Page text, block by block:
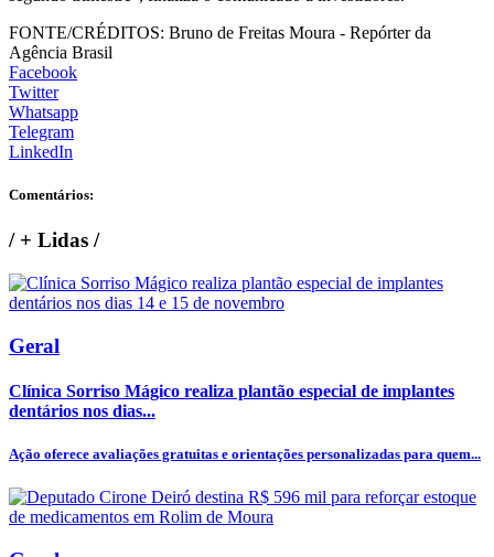
FONTE/CRÉDITOS: Bruno de Freitas Moura - Repórter da
Agência Brasil
Facebook
Twitter
Whatsapp
Telegram
LinkedIn
Comentários:
/+ Lidas /
Geral
Clínica Sorriso Mágico realiza plantão especial de implantes
dentários nos dias...
Ação oferece avaliações gratuitas e orientações personalizadas para quem...